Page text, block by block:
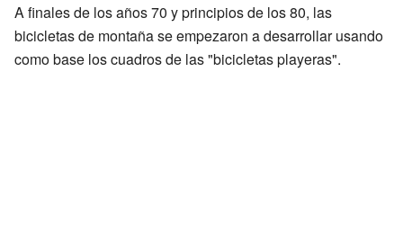
A finales de los años 70 y principios de los 80, las
bicicletas de montaña se empezaron a desarrollar usando
como base los cuadros de las "bicicletas playeras".